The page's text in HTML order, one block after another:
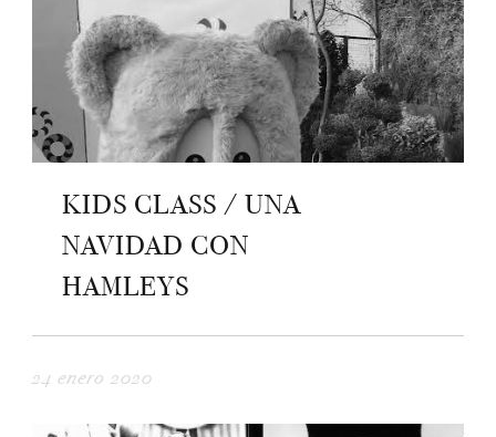
KIDS CLASS / UNA
NAVIDAD CON
HAMLEYS
24 enero 2020